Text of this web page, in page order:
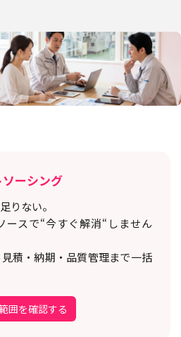
ーシング
りない。
ースで“今すぐ解消“しません
積・納期・品質管理まで一括
囲を確認する